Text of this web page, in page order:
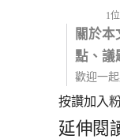
1
關於
點、議
歡迎一
按讚加入
延伸閱